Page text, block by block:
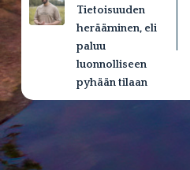
Tietoisuuden
herääminen, eli
paluu
luonnolliseen
pyhään tilaan